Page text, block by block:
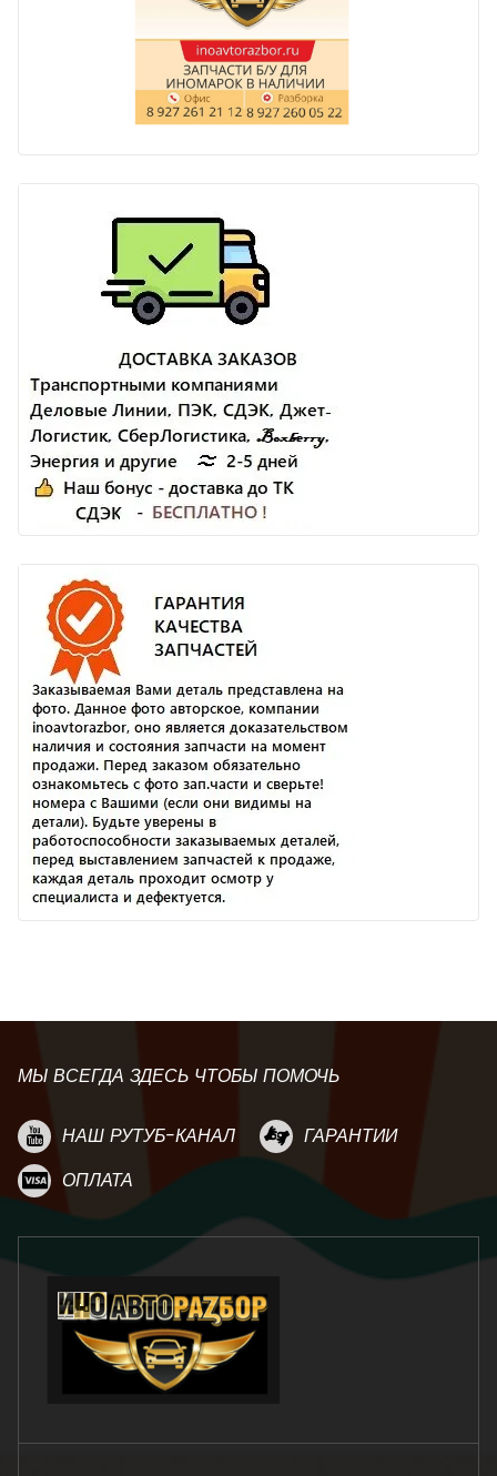
МЫ ВСЕГДА ЗДЕСЬ ЧТОБЫ ПОМОЧЬ
НАШ РУТУБ-КАНАЛ
ГАРАНТИИ
ОПЛАТА